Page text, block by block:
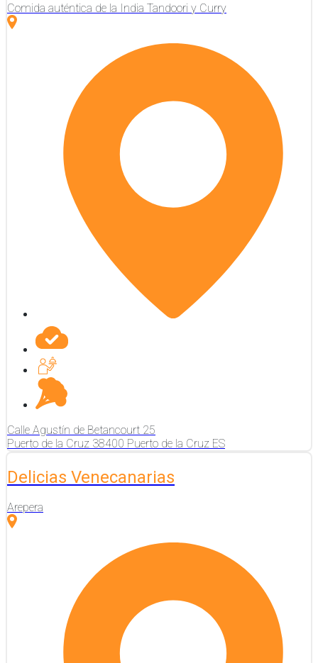
Comida auténtica de la India Tandoori y Curry
Calle Agustín de Betancourt 25
Puerto de la Cruz 38400 Puerto de la Cruz ES
Delicias Venecanarias
Arepera